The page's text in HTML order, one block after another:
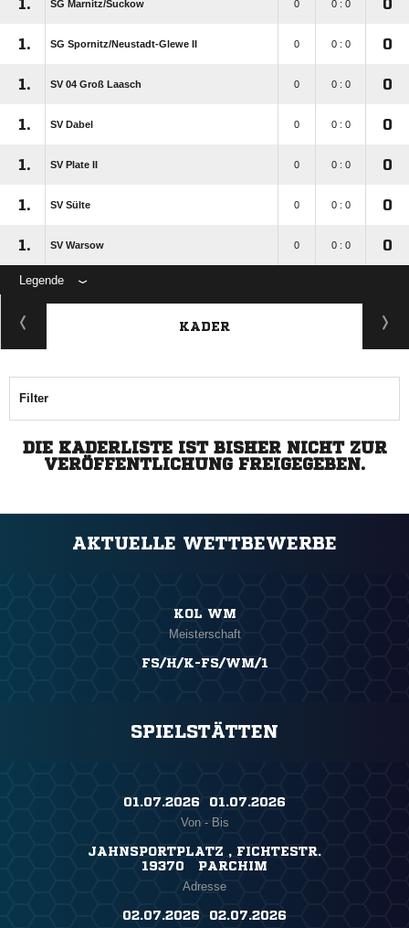
1. SG Marnitz/​Suckow 0 0 : 0 0
1. SG Spornitz/​Neustadt-Glewe II 0 0 : 0 0
1. SV 04 Groß Laasch 0 0 : 0 0
1. SV Dabel 0 0 : 0 0
1. SV Plate II 0 0 : 0 0
1. SV Sülte 0 0 : 0 0
1. SV Warsow 0 0 : 0 0
Legende
KADER
Filter
DIE KADERLISTE IST BISHER NICHT ZUR
VERÖFFENTLICHUNG FREIGEGEBEN.
AKTUELLE WETTBEWERBE
KOL WM
Meisterschaft
FS/H/K-FS/WM/1
SPIELSTÄTTEN
01.07.2026 ​ 01.07.2026
Von - Bis
JAHNSPORTPLATZ , FICHTESTR.
19370 PARCHIM
Adresse
02.07.2026 ​ 02.07.2026